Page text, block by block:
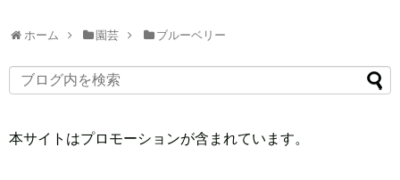
ホーム 園芸 ブルーベリー
本サイトはプロモーションが含まれています。